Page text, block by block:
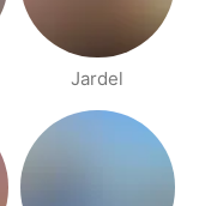
Jardel